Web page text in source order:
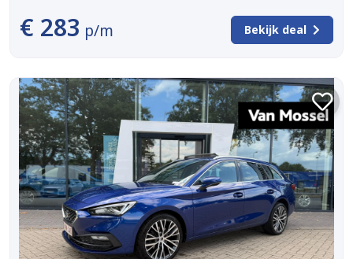
€ 283 p/m Bekijk deal